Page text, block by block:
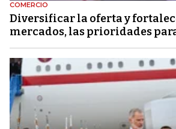
COMERCIO
Diversificar la oferta y
mercados, las prioridades